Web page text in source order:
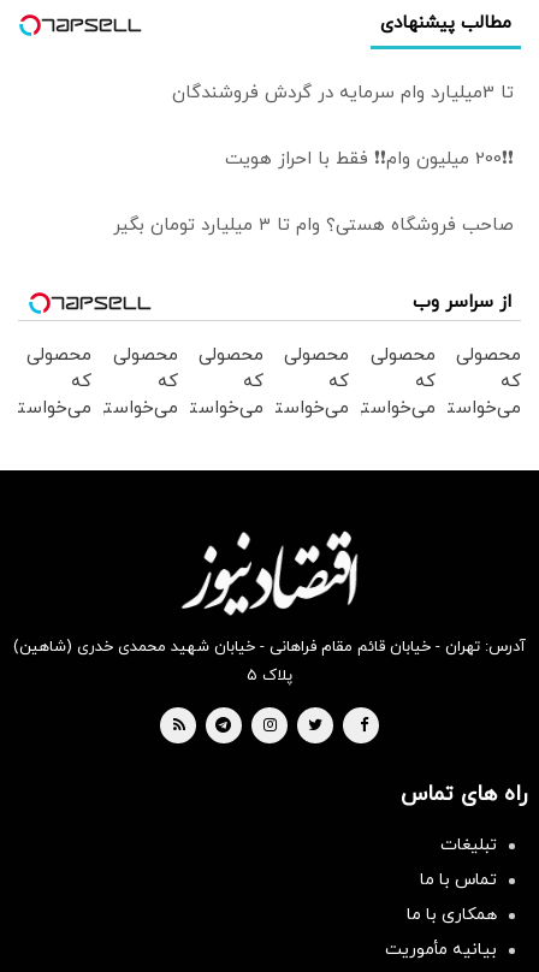
مطالب پیشنهادی
تا 3میلیارد وام سرمایه در گردش فروشندگان
❗❗200 میلیون وام❗❗ فقط با احراز هویت
صاحب فروشگاه هستی؟ وام تا ۳ میلیارد تومان بگیر
از سراسر وب
محصولی
که
می‌خواستی
محصولی
که
می‌خواستی
محصولی
که
می‌خواستی
بخر !
محصولی
که
می‌خواستی
بخر !
محصولی
که
می‌خواستی
محصولی
که
می‌خواستی
آدرس: تهران - خیابان قائم مقام فراهانی - خیابان شهید محمدی خدری (شاهین)
پلاک ۵
راه های تماس
تبلیغات
تماس با ما
همکاری با ما
بیانیه مأموریت